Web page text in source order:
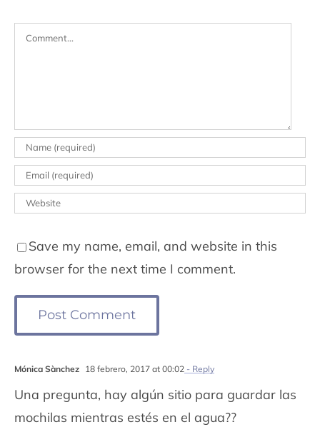
Mónica Sànchez 18 febrero, 2017 at 00:02- Reply
Una pregunta, hay algún sitio para guardar las
mochilas mientras estés en el agua??
Comment
Save my name, email, and website in this
browser for the next time I comment.